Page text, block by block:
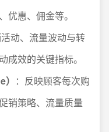
优惠、佣金等。
动、流量波动与转
成效的关键指标。
：反映顾客每次购
销策略、流量质量